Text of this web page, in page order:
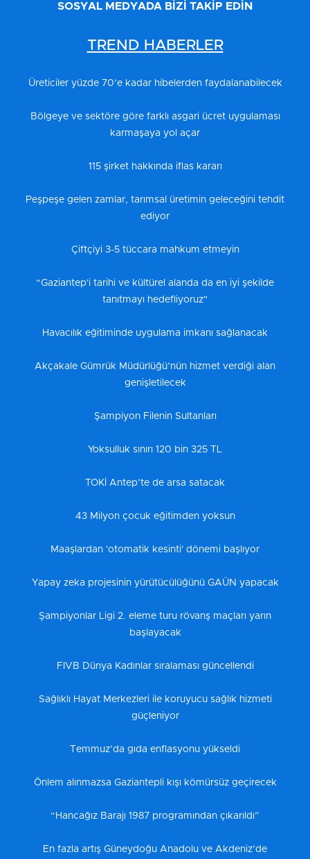
SOSYAL MEDYADA BİZİ TAKİP EDİN
TREND HABERLER
Üreticiler yüzde 70’e kadar hibelerden faydalanabilecek
Bölgeye ve sektöre göre farklı asgari ücret uygulaması
karmaşaya yol açar
115 şirket hakkında iflas kararı
Peşpeşe gelen zamlar, tarımsal üretimin geleceğini tehdit
ediyor
Çiftçiyi 3-5 tüccara mahkum etmeyin
“Gaziantep'i tarihi ve kültürel alanda da en iyi şekilde
tanıtmayı hedefliyoruz"
Havacılık eğitiminde uygulama imkanı sağlanacak
Akçakale Gümrük Müdürlüğü’nün hizmet verdiği alan
genişletilecek
Şampiyon Filenin Sultanları
Yoksulluk sınırı 120 bin 325 TL
TOKİ Antep’te de arsa satacak
43 Milyon çocuk eğitimden yoksun
Maaşlardan 'otomatik kesinti' dönemi başlıyor
Yapay zeka projesinin yürütücülüğünü GAÜN yapacak
Şampiyonlar Ligi 2. eleme turu rövanş maçları yarın
başlayacak
FIVB Dünya Kadınlar sıralaması güncellendi
Sağlıklı Hayat Merkezleri ile koruyucu sağlık hizmeti
güçleniyor
Temmuz’da gıda enflasyonu yükseldi
Önlem alınmazsa Gaziantepli kışı kömürsüz geçirecek
“Hancağız Barajı 1987 programından çıkarıldı”
En fazla artış Güneydoğu Anadolu ve Akdeniz’de